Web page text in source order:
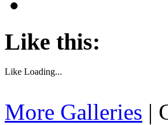
Like this:
Like Loading...
More Galleries |